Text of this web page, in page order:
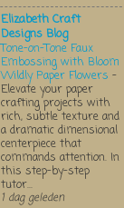
Elizabeth Craft
Designs Blog
Tone-on-Tone Faux
Embossing with Bloom
Wildly Paper Flowers -
Elevate your paper
crafting projects with
rich, subtle texture and
a dramatic dimensional
centerpiece that
commands attention. In
this step-by-step
tutor...
1 dag geleden